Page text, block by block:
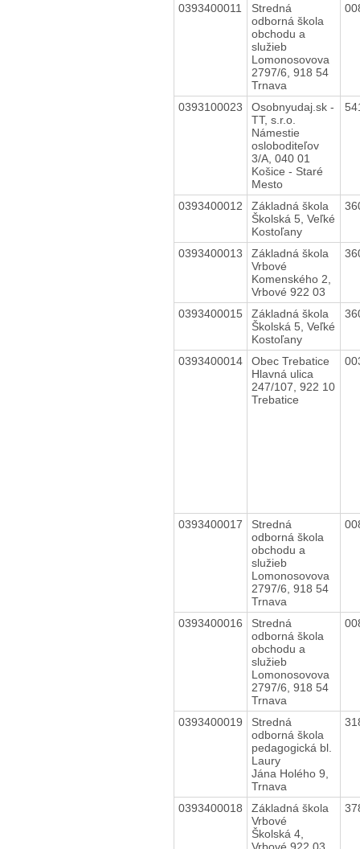
0393400011
Stredná
odborná škola
obchodu a
služieb
Lomonosovova
2797/6, 918 54
Trnava
0393100023
Osobnyudaj.sk -
TT, s.r.o.
Námestie
osloboditeľov
3/A, 040 01
Košice - Staré
Mesto
0393400012
Základná škola
Školská 5, Veľké
Kostoľany
0393400013
Základná škola
Vrbové
Komenského 2,
Vrbové 922 03
0393400015
Základná škola
Školská 5, Veľké
Kostoľany
0393400014
Obec Trebatice
Hlavná ulica
247/107, 922 10
Trebatice
0393400017
Stredná
odborná škola
obchodu a
služieb
Lomonosovova
2797/6, 918 54
Trnava
0393400016
Stredná
odborná škola
obchodu a
služieb
Lomonosovova
2797/6, 918 54
Trnava
0393400019
Stredná
odborná škola
pedagogická bl.
Laury
Jána Holého 9,
Trnava
0393400018
Základná škola
Vrbové
Školská 4,